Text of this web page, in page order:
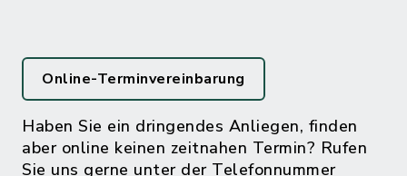
Online-Terminvereinbarung
Haben Sie ein dringendes Anliegen, finden
aber online keinen zeitnahen Termin? Rufen
Sie uns gerne unter der Telefonnummer